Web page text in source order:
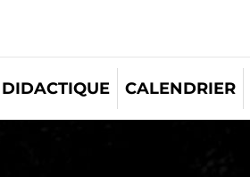
DIDACTIQUE CALENDRIER